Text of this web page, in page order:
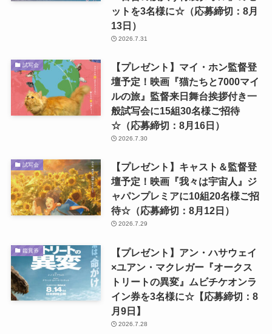
ットを3名様に☆（応募締切：8月
13日）
2026.7.31
試写会
【プレゼント】マイ・ホン監督登
壇予定！映画『猫たちと7000マイ
ルの旅』監督来日舞台挨拶付き一
般試写会に15組30名様ご招待
☆（応募締切：8月16日）
2026.7.30
試写会
【プレゼント】キャスト＆監督登
壇予定！映画『我々は宇宙人』ジ
ャパンプレミアに10組20名様ご招
待☆（応募締切：8月12日）
2026.7.29
鑑賞券
【プレゼント】アン・ハサウェイ
×ユアン・マクレガー『オークス
トリートの異変』ムビチケオンラ
イン券を3名様に☆【応募締切：8
月9日】
2026.7.28